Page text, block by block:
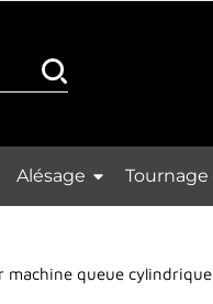
Alésage Tournage
machine queue cylindrique